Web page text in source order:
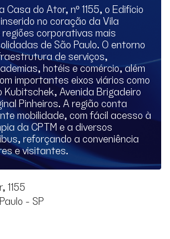
1155
- SP
Casa do Ator, nº 1155, o Edifício
no coração da Vila
corporativas mais
de São Paulo. O entorno
de serviços,
hotéis e comércio, além
importantes eixos viários como
Kubitschek, Avenida Brigadeiro
Pinheiros. A região conta
mobilidade, com fácil acesso à
da CPTM e a diversos
reforçando a conveniência
e visitantes.